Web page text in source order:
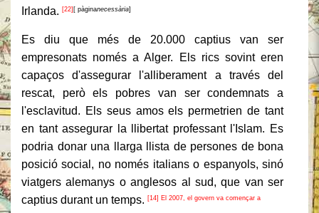
Irlanda. [22] [ pàginanecessària]
Es diu que més de 20.000 captius van ser
empresonats només a Alger. Els rics sovint eren
capaços d'assegurar l'alliberament a través del
rescat, però els pobres van ser condemnats a
l'esclavitud. Els seus amos els permetrien de tant
en tant assegurar la llibertat professant l'Islam. Es
podria donar una llarga llista de persones de bona
posició social, no només italians o espanyols, sinó
viatgers alemanys o anglesos al sud, que van ser
captius durant un temps. [14] El 2007, el govern va començar a